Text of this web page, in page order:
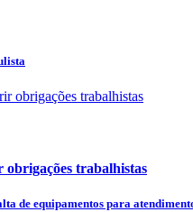
obrigações trabalhistas
de equipamentos para